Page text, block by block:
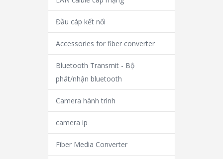
Đầu cáp kết nối
Accessories for fiber converter
Bluetooth Transmit - Bộ
phát/nhận bluetooth
Camera hành trình
camera ip
Fiber Media Converter